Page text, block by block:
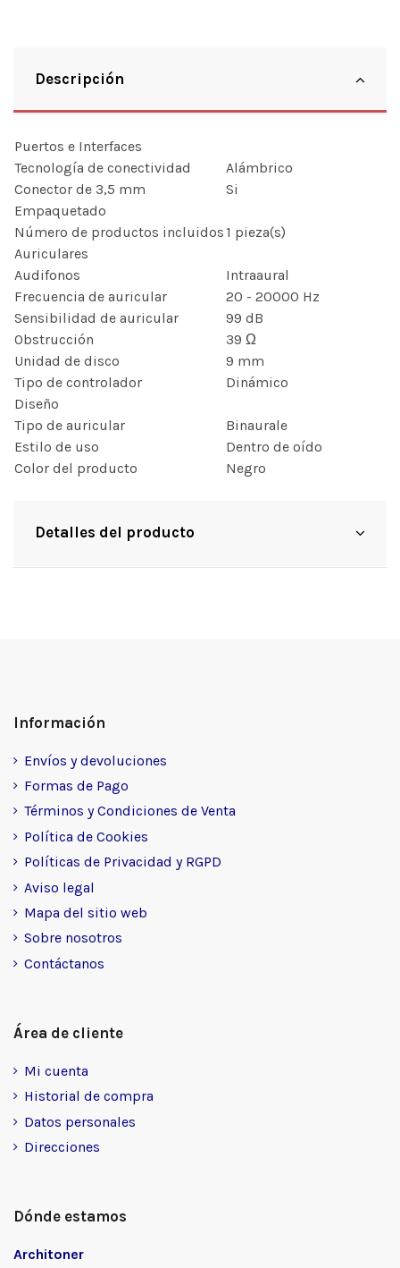
Descripción
Puertos e Interfaces
Tecnología de conectividad
Alámbrico
Conector de 3,5 mm
Si
Empaquetado
Número de productos incluidos 1 pieza(s)
Auriculares
Audifonos
Intraaural
Frecuencia de auricular
20 - 20000 Hz
Sensibilidad de auricular
99 dB
Obstrucción
39 Ω
Unidad de disco
9 mm
Tipo de controlador
Dinámico
Diseño
Tipo de auricular
Binaurale
Estilo de uso
Dentro de oído
Color del producto
Negro
Detalles del producto
Información
Envíos y devoluciones
Formas de Pago
Términos y Condiciones de Venta
Política de Cookies
Políticas de Privacidad y RGPD
Aviso legal
Mapa del sitio web
Sobre nosotros
Contáctanos
Área de cliente
Mi cuenta
Historial de compra
Datos personales
Direcciones
Dónde estamos
Architoner